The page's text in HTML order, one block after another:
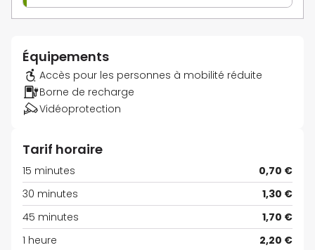
Équipements
Accès pour les personnes à mobilité réduite
Borne de recharge
Vidéoprotection
Tarif horaire
15 minutes
0,70 €
30 minutes
1,30 €
45 minutes
1,70 €
1 heure
2,20 €